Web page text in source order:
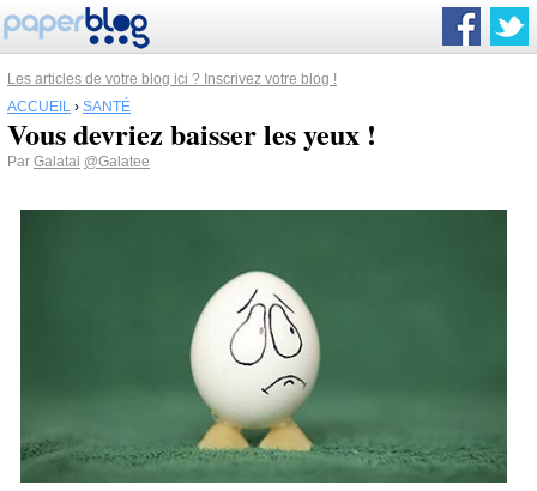
Les articles de votre blog ici ? Inscrivez votre blog !
ACCUEIL › SANTÉ
Vous devriez baisser les yeux !
Par Galatai @Galatee